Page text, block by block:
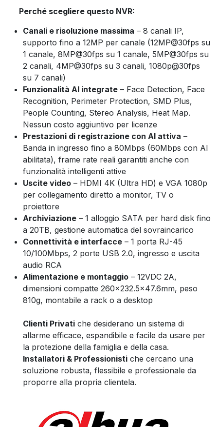
Perché scegliere questo NVR:
Canali e risoluzione massima – 8 canali IP,
supporto fino a 12MP per canale (12MP@30fps su
1 canale, 8MP@30fps su 1 canale, 5MP@30fps su
2 canali, 4MP@30fps su 3 canali, 1080p@30fps
su 7 canali)
Funzionalità AI integrate – Face Detection, Face
Recognition, Perimeter Protection, SMD Plus,
People Counting, Stereo Analysis, Heat Map.
Nessun costo aggiuntivo per licenze
Prestazioni di registrazione con AI attiva –
Banda in ingresso fino a 80Mbps (60Mbps con AI
abilitata), frame rate reali garantiti anche con
funzionalità intelligenti attive
Uscite video – HDMI 4K (Ultra HD) e VGA 1080p
per collegamento diretto a monitor, TV o
proiettore
Archiviazione – 1 alloggio SATA per hard disk fino
a 20TB, gestione automatica del sovraincarico
Connettività e interfacce – 1 porta RJ-45
10/100Mbps, 2 porte USB 2.0, ingresso e uscita
audio RCA
Alimentazione e montaggio – 12VDC 2A,
dimensioni compatte 260×232.5×47.6mm, peso
810g, montabile a rack o a desktop
Clienti Privati che desiderano un sistema di
allarme efficace, espandibile e facile da usare per
la protezione della famiglia e della casa.
Installatori & Professionisti che cercano una
soluzione robusta, flessibile e professionale da
proporre alla propria clientela.